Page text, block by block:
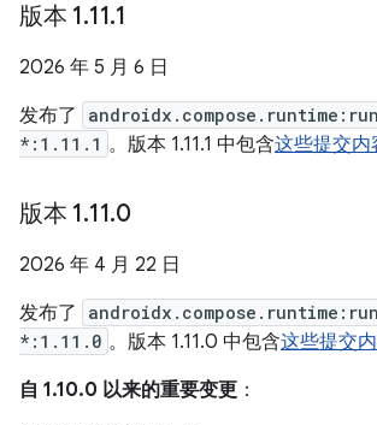
版本 1.11.1
2026 年 5 月 6 日
发布了
*:1.11.1 。版本 1.11.1 中包含这些提交内
版本 1.11.0
2026 年 4 月 22 日
发布了
*:1.11.0 。版本 1.11.0 中包含这些提交
自 1.10.0 以来的重要变更 ：